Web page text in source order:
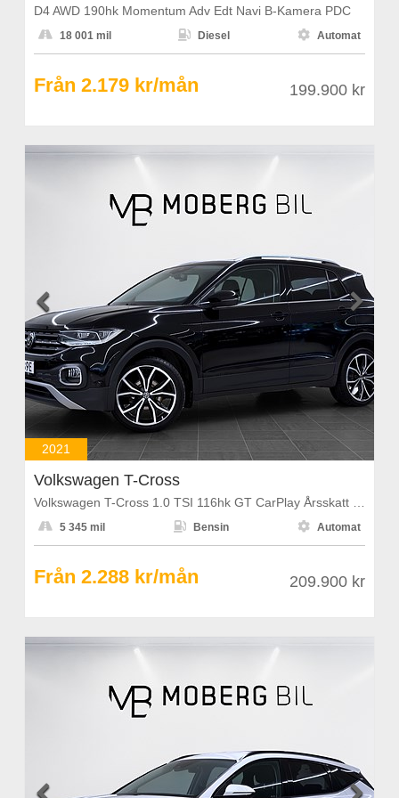
D4 AWD 190hk Momentum Adv Edt Navi B-Kamera PDC
 18 001 mil  Diesel  Automat
Från 2.179 kr/mån 199.900 kr
 
2021
Volkswagen T-Cross
 5 345 mil  Bensin  Automat
Från 2.288 kr/mån 209.900 kr